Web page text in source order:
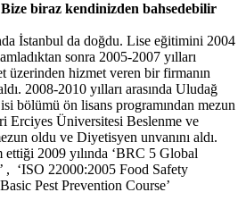
biraz kendinizden bahsedebilir
İstanbul da doğdu. Lise eğitimini 2004
sonra 2005-2007 yılları
üzerinden hizmet veren bir firmanın
2008-2010 yılları arasında Uludağ
bölümü ön lisans programından mezun
Erciyes Üniversitesi Beslenme ve
oldu ve Diyetisyen unvanını aldı.
2009 yılında ‘BRC 5 Global
, ‘ISO 22000:2005 Food Safety
Pest Prevention Course’